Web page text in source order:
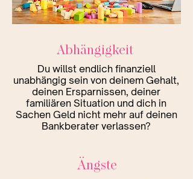
Abhängigkeit
Du willst endlich finanziell
unabhängig sein von deinem Gehalt,
deinen Ersparnissen, deiner
familiären Situation und dich in
Sachen Geld nicht mehr auf deinen
Bankberater verlassen?
Ängste